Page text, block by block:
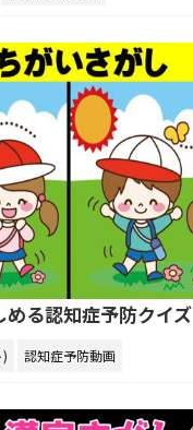
める認知症予防クイズ
認知症予防動画